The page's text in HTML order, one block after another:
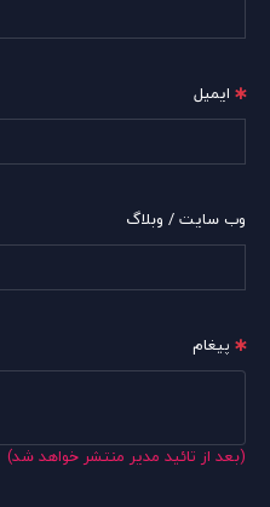
ایمیل
وب سایت / وبلاگ
پیغام
(بعد از تائید مدیر منتشر خواهد شد)